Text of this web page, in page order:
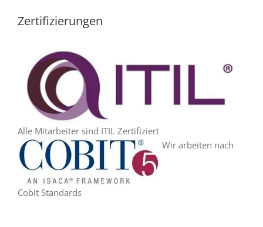
Zertifizierungen
Alle Mitarbeiter sind ITIL Zertifiziert
Wir arbeiten nach
Cobit Standards